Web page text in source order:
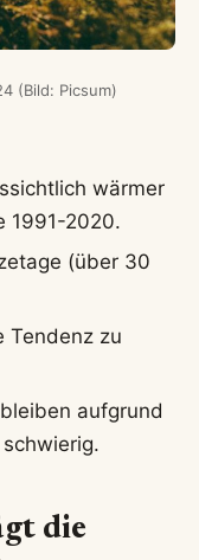
(Bild: Picsum)
wärmer
1991-2020.
(über 30
Tendenz zu
aufgrund
die